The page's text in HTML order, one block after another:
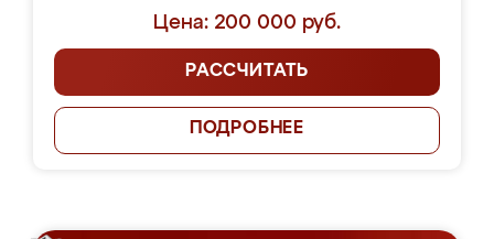
Цена: 200 000 руб.
РАССЧИТАТЬ
ПОДРОБНЕЕ